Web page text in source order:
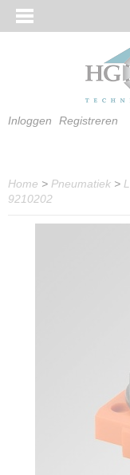
Inloggen Registreren
Home > Pneumatiek >
9210202